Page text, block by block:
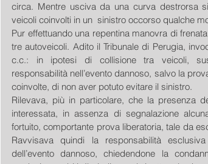
circa. Mentre usciva da una curva destrorsa
veicoli coinvolti in un  sinistro occorso qualche
Pur effettuando una repentina manovra di
tre autoveicoli. Adito il Tribunale di Perugia,
c.c.: in ipotesi di collisione tra veicoli,
responsabilità nell’evento dannoso, salvo la
coinvolte, di non aver potuto evitare il sinistro.
Rilevava, più in particolare, che la presenza
interessata, in assenza di segnalazione
fortuito, comportante prova liberatoria, tale da
Ravvisava quindi la responsabilità
dell’evento dannoso, chiedendone la